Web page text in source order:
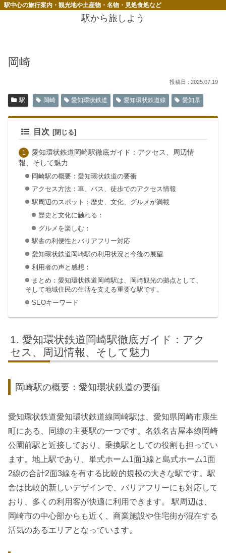
駅中心の旅行案内・観光地や土産物・名物・見処食処など
駅から旅しよう
岡崎
2025.07.19
駅 岡崎 愛知環状鉄道 愛知環状鉄道線 愛知県
目次
愛知環状鉄道岡崎駅徹底ガイド：アクセス、周辺情
報、そして魅力
岡崎駅の概要：愛知環状鉄道の要衝
アクセス方法：車、バス、徒歩でのアクセス情報
駅周辺のスポット：歴史、文化、グルメが満載
歴史と文化に触れる：
グルメを楽しむ：
駅舎の利便性とバリアフリー対応
愛知環状鉄道岡崎駅の利用状況と今後の展望
利用者の声と感想：
まとめ：愛知環状鉄道岡崎駅は、岡崎観光の拠点として、
そして地域住民の生活を支える重要な駅です。
SEOキーワード
愛知環状鉄道岡崎駅徹底ガイド：アク
セス、周辺情報、そして魅力
岡崎駅の概要：愛知環状鉄道の要衝
愛知環状鉄道愛知環状鉄道線岡崎駅は、愛知県岡崎市康生
町にある、同線の主要駅の一つです。名鉄名古屋本線岡崎
公園前駅と近接しており、乗換駅としての役割も担ってい
ます。地上駅であり、単式ホーム1面1線と島式ホーム1面
2線の合計2面3線を有する比較的規模の大きな駅です。駅
舎は比較的新しいデザインで、バリアフリーにも対応して
おり、多くの利用客が快適に利用できます。 駅周辺は、
岡崎市の中心部からも近く、商業施設や住宅街が混在する
活気のあるエリアとなっています。